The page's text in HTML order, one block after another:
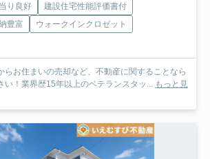
り良好
建設住宅性能評価書付
豊富
ウォークインクロゼット
らお住まいの売却など、不動産に関することなら
い！業界歴15年以上のベテランスタッ...
もっと見